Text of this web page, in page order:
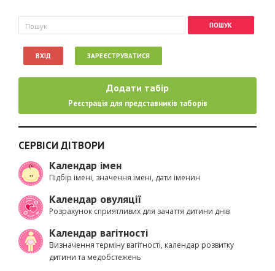
Пошукова форма
Пошук
ВХІД ЗАРЕЄСТРУВАТИСЯ
Додати табір
Реєстрація для представників таборів
СЕРВІСИ ДІТВОРИ
Календар імен
Підбір імені, значення імені, дати іменин
Календар овуляції
Розрахунок сприятливих для зачаття дитини днів
Календар вагітності
Визначення терміну вагітності, календар розвитку
дитини та медобстежень